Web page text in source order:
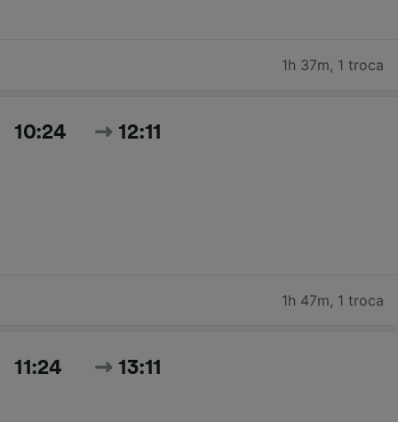
1h 37m, 1 troca
10:24 12:11
1h 47m, 1 troca
11:24 13:11